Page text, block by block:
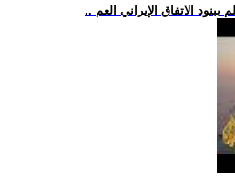
الاتفاق الإيراني العم